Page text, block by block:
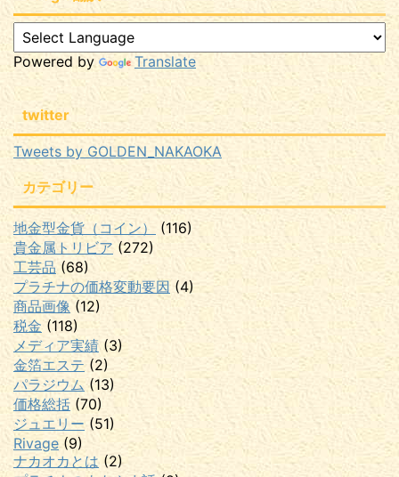
Powered by Translate
twitter
Tweets by GOLDEN_NAKAOKA
カテゴリー
地金型金貨（コイン）
(116)
貴金属トリビア (272)
工芸品 (68)
プラチナの価格変動要因(4)
商品画像(12)
税金 (118)
メディア実績(3)
金箔エステ (2)
パラジウム (13)
価格総括 (70)
ジュエリー (51)
Rivage (9)
ナカオカとは(2)